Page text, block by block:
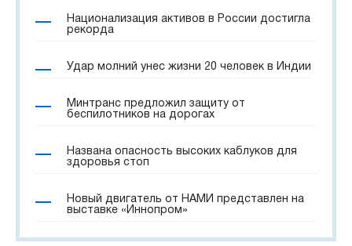
Национализация активов в России достигла
рекорда
Удар молний унес жизни 20 человек в Индии
Минтранс предложил защиту от
беспилотников на дорогах
Названа опасность высоких каблуков для
здоровья стоп
Новый двигатель от НАМИ представлен на
выставке «Иннопром»